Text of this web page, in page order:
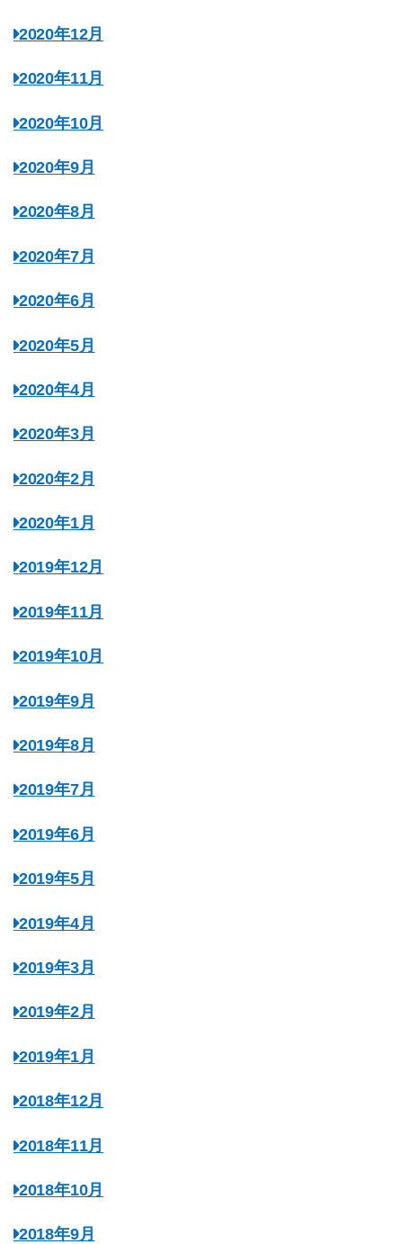
2020年12月
2020年11月
2020年10月
2020年9月
2020年8月
2020年7月
2020年6月
2020年5月
2020年4月
2020年3月
2020年2月
2020年1月
2019年12月
2019年11月
2019年10月
2019年9月
2019年8月
2019年7月
2019年6月
2019年5月
2019年4月
2019年3月
2019年2月
2019年1月
2018年12月
2018年11月
2018年10月
2018年9月